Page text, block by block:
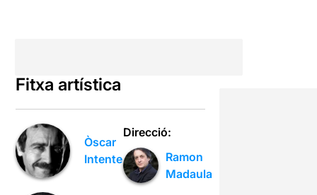
Fitxa artística
Òscar
Intente
Direcció:
Ramon
Madaula